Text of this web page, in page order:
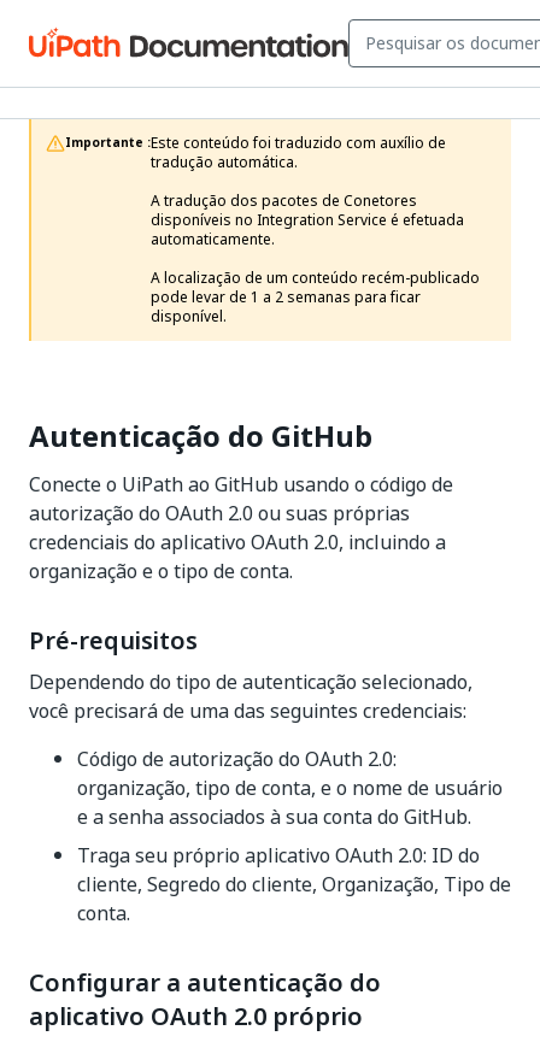
Importante :Este conteúdo foi traduzido com auxílio de
tradução automática.
A tradução dos pacotes de Conetores
disponíveis no Integration Service é efetuada
automaticamente.
A localização de um conteúdo recém-publicado
pode levar de 1 a 2 semanas para ficar
disponível.
Autenticação do GitHub
Conecte o UiPath ao GitHub usando o código de
autorização do OAuth 2.0 ou suas próprias
credenciais do aplicativo OAuth 2.0, incluindo a
organização e o tipo de conta.
Pré-requisitos
Dependendo do tipo de autenticação selecionado,
você precisará de uma das seguintes credenciais:
Código de autorização do OAuth 2.0:
organização, tipo de conta, e o nome de usuário
e a senha associados à sua conta do GitHub.
Traga seu próprio aplicativo OAuth 2.0: ID do
cliente, Segredo do cliente, Organização, Tipo de
conta.
Configurar a autenticação do
aplicativo OAuth 2.0 próprio